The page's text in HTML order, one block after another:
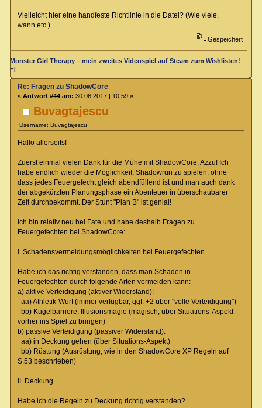
Vielleicht hier eine handfeste Richtlinie in die Datei? (Wie viele,
wann etc.)
Gespeichert
Monster Girl Therapy – mein zweites Videospiel auf Steam zum Wishlisten!
=]
Buvagtajescu
Username: Buvagtajescu
Re: Fragen zu ShadowCore
« Antwort #44 am: 30.06.2017 | 10:59 »
Hallo allerseits!
Zuerst einmal vielen Dank für die Mühe mit ShadowCore, Azzu! Ich
habe endlich wieder die Möglichkeit, Shadowrun zu spielen, ohne
dass jedes Feuergefecht gleich abendfüllend ist und man auch dank
der abgekürzten Planungsphase ein Abenteuer in überschaubarer
Zeit durchbekommt. Der Stunt "Plan B" ist genial!
Ich bin relativ neu bei Fate und habe deshalb Fragen zu
Feuergefechten bei ShadowCore:
I. Schadensvermeidungsmöglichkeiten bei Feuergefechten
Habe ich das richtig verstanden, dass man Schaden in
Feuergefechten durch folgende Arten vermeiden kann:
a) aktive Verteidigung (aktiver Widerstand):
aa) Athletik-Wurf (immer verfügbar, ggf. +2 über "volle Verteidigung")
bb) Kugelbarriere, Illusionsmagie (magisch, über Situations-Aspekt
vorher ins Spiel zu bringen)
b) passive Verteidigung (passiver Widerstand):
aa) in Deckung gehen (über Situations-Aspekt)
bb) Rüstung (Ausrüstung, wie in den ShadowCore XP Regeln auf
S.53 beschrieben)
II. Deckung
Habe ich die Regeln zu Deckung richtig verstanden?